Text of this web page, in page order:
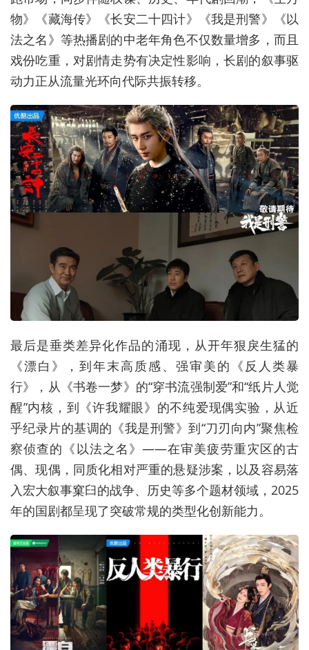
物》《藏海传》《长安二十四计》《我是刑警》《以
法之名》等热播剧的中老年角色不仅数量增多，而且
戏份吃重，对剧情走势有决定性影响，长剧的叙事驱
动力正从流量光环向代际共振转移。
最后是垂类差异化作品的涌现，从开年狠戾生猛的
《漂白》，到年末高质感、强审美的《反人类暴
行》，从《书卷一梦》的“穿书流强制爱”和“纸片人觉
醒”内核，到《许我耀眼》的不纯爱现偶实验，从近
乎纪录片的基调的《我是刑警》到“刀刃向内”聚焦检
察侦查的《以法之名》——在审美疲劳重灾区的古
偶、现偶，同质化相对严重的悬疑涉案，以及容易落
入宏大叙事窠臼的战争、历史等多个题材领域，2025
年的国剧都呈现了突破常规的类型化创新能力。